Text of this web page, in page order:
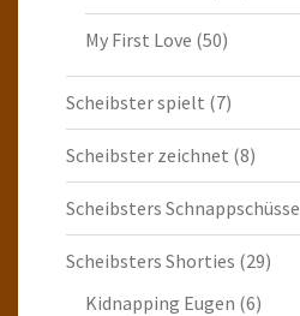
My First Love (50)
Scheibster spielt (7)
Scheibster zeichnet (8)
Scheibsters Schnappschüsse
Scheibsters Shorties (29)
Kidnapping Eugen (6)